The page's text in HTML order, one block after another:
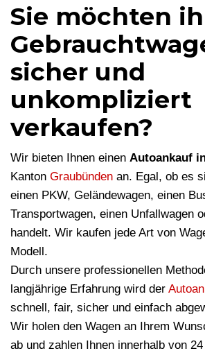
Sie möchten
sicher und
unkompliziert
verkaufen?
Wir bieten Ihnen einen Autoankauf
Kanton Graubünden an. Egal, ob es
einen PKW, Geländewagen, einen
Transportwagen, einen Unfallwagen
handelt. Wir kaufen jede Art von
Modell.
Durch unsere professionellen
langjährige Erfahrung wird der
schnell, fair, sicher und einfach
Wir holen den Wagen an Ihrem
ab und zahlen Ihnen innerhalb von